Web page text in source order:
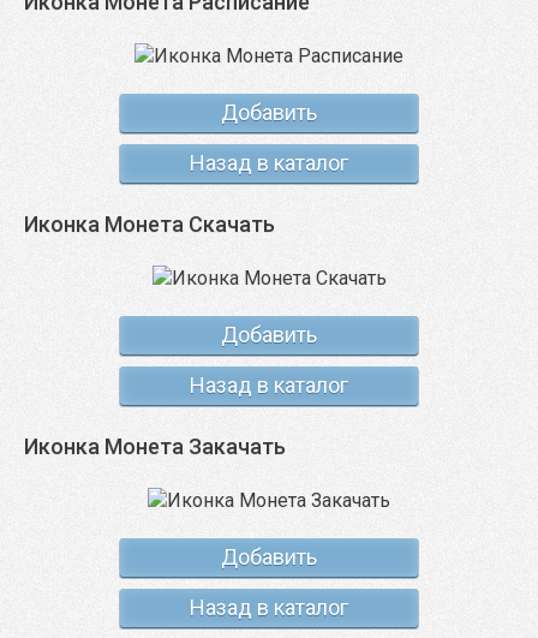
Добавить
Назад в каталог
Иконка Монета Скачать
Добавить
Назад в каталог
Иконка Монета Закачать
Добавить
Назад в каталог